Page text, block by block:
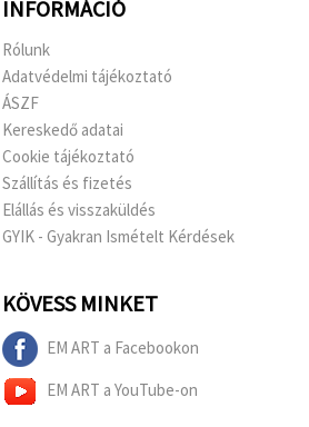
INFORMÁCIÓ
Rólunk
Adatvédelmi tájékoztató
ÁSZF
Kereskedő adatai
Cookie tájékoztató
Szállítás és fizetés
Elállás és visszaküldés
GYIK - Gyakran Ismételt Kérdések
KÖVESS MINKET
EM ART a Facebookon
EM ART a YouTube-on